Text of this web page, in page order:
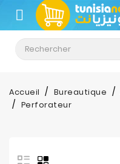
CATÉGORIE
Climatisation
Informatique
Accueil Bureautique
Perforateur